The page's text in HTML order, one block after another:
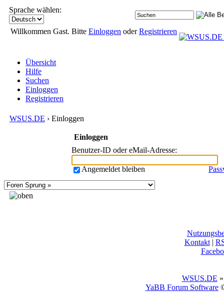
Sprache wählen:
Willkommen Gast. Bitte Einloggen oderRegistrieren
Übersicht
Hilfe
Suchen
Einloggen
Registrieren
WSUS.DE › Einloggen
Einloggen
Benutzer-ID oder eMail-Adresse:
Angemeldet bleiben
Kontakt|
WSUS.DE
YaBB Forum Software©